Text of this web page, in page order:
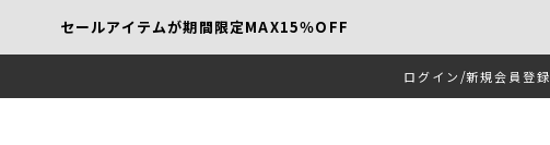
セールアイテムが期間限定MAX15％OFF
ログイン 新規会員登録